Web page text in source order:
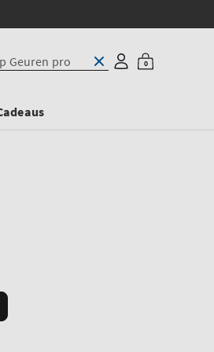
Inloggen
Winkelwagen
0
0
artikelen